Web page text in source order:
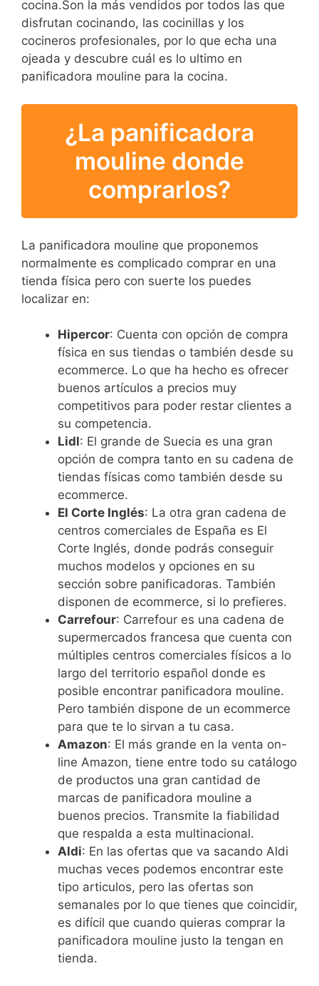
cocina.Son la más vendidos por todos las que
disfrutan cocinando, las cocinillas y los
cocineros profesionales, por lo que echa una
ojeada y descubre cuál es lo ultimo en
panificadora mouline para la cocina.
¿La panificadora
mouline donde
comprarlos?
La panificadora mouline que proponemos
normalmente es complicado comprar en una
tienda física pero con suerte los puedes
localizar en:
Hipercor: Cuenta con opción de compra
física en sus tiendas o también desde su
ecommerce. Lo que ha hecho es ofrecer
buenos artículos a precios muy
competitivos para poder restar clientes a
su competencia.
Lidl: El grande de Suecia es una gran
opción de compra tanto en su cadena de
tiendas físicas como también desde su
ecommerce.
El Corte Inglés: La otra gran cadena de
centros comerciales de España es El
Corte Inglés, donde podrás conseguir
muchos modelos y opciones en su
sección sobre panificadoras. También
disponen de ecommerce, si lo prefieres.
Carrefour: Carrefour es una cadena de
supermercados francesa que cuenta con
múltiples centros comerciales físicos a lo
largo del territorio español donde es
posible encontrar panificadora mouline.
Pero también dispone de un ecommerce
para que te lo sirvan a tu casa.
Amazon: El más grande en la venta on-
line Amazon, tiene entre todo su catálogo
de productos una gran cantidad de
marcas de panificadora mouline a
buenos precios. Transmite la fiabilidad
que respalda a esta multinacional.
Aldi: En las ofertas que va sacando Aldi
muchas veces podemos encontrar este
tipo articulos, pero las ofertas son
semanales por lo que tienes que coincidir,
es difícil que cuando quieras comprar la
panificadora mouline justo la tengan en
tienda.